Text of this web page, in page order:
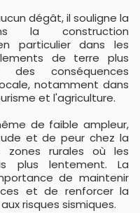
dégât, il souligne la
la construction
particulier dans les
de terre plus
des conséquences
notamment dans
et l'agriculture.
de faible ampleur,
et de peur chez la
zones rurales où les
plus lentement. La
de maintenir
et de renforcer la
risques sismiques.